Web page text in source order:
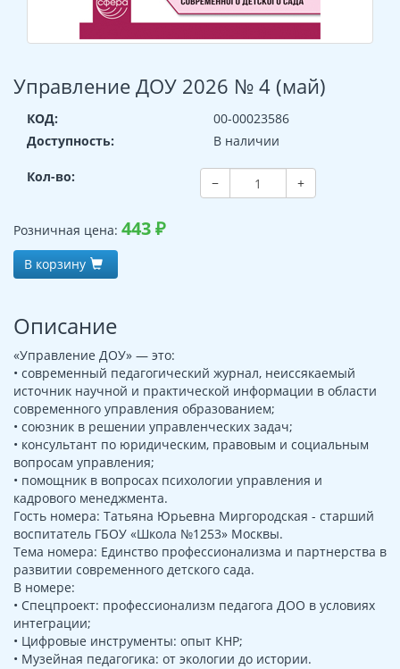
Управление ДОУ 2026 № 4 (май)
КОД:
00-00023586
Доступность:
В наличии
Кол-во: − +
Розничная цена: 443₽
В корзину
Описание
«Управление ДОУ» — это:
• современный педагогический журнал, неиссякаемый
источник научной и практической информации в области
современного управления образованием;
• союзник в решении управленческих задач;
• консультант по юридическим, правовым и социальным
вопросам управления;
• помощник в вопросах психологии управления и
кадрового менеджмента.
Гость номера: Татьяна Юрьевна Миргородская - старший
воспитатель ГБОУ «Школа №1253» Москвы.
Тема номера: Единство профессионализма и партнерства в
развитии современного детского сада.
В номере:
• Спецпроект: профессионализм педагога ДОО в условиях
интеграции;
• Цифровые инструменты: опыт КНР;
• Музейная педагогика: от экологии до истории.